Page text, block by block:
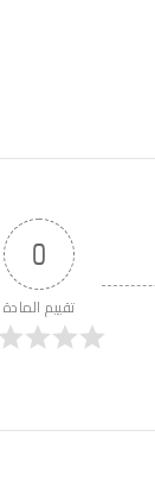
0
تقييم المادة